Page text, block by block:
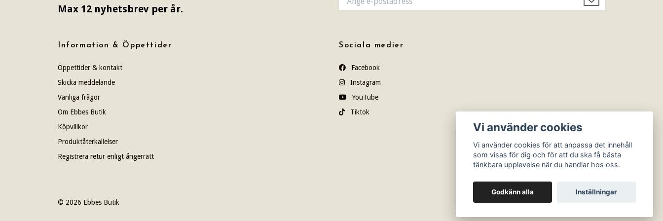
Max 12 nyhetsbrev per år.
Information & Öppettider
Öppettider & kontakt
Skicka meddelande
Vanliga frågor
Om Ebbes Butik
Köpvillkor
Produktåterkallelser
Registrera retur enligt ångerrätt
Sociala medier
Facebook
Instagram
YouTube
Tiktok
© 2026 Ebbes Butik
Vi använder cookies
Vi använder cookies för att anpassa det innehåll
som visas för dig och för att du ska få bästa
tänkbara upplevelse när du handlar hos oss.
Godkänn alla Inställningar